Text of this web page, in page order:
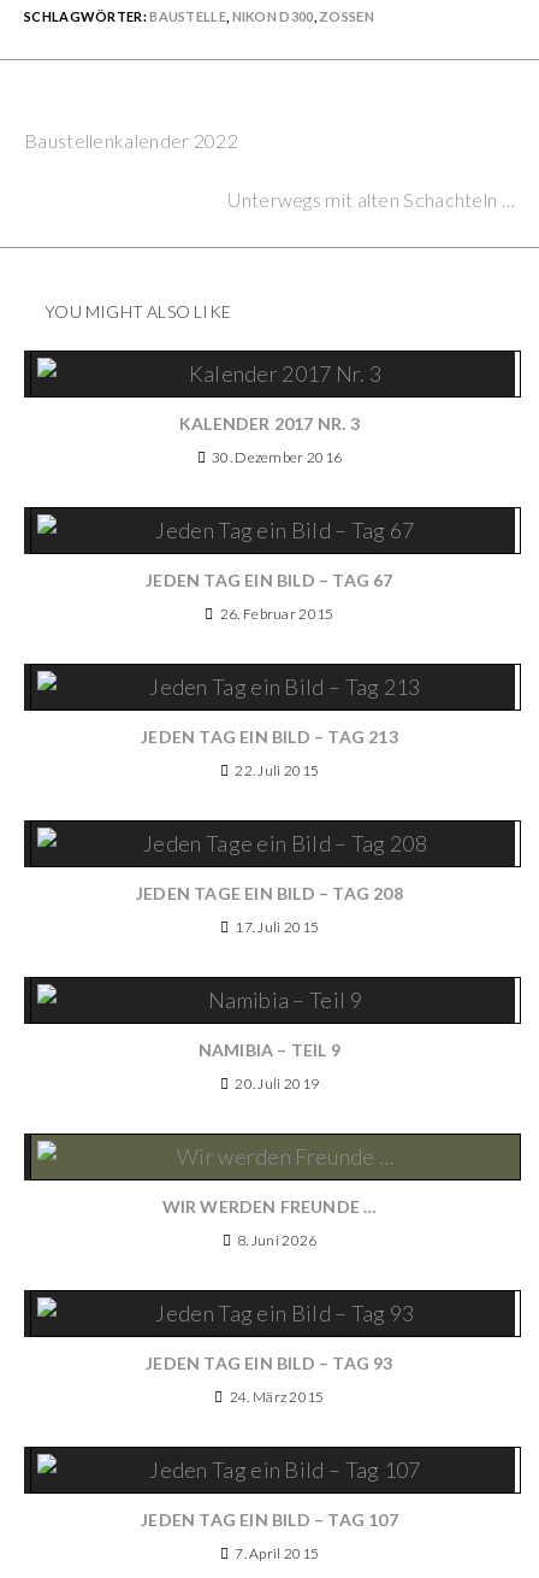
SCHLAGWÖRTER:BAUSTELLE, NIKON D300 ZOSSEN
Reading
Baustellenkalender 2022
Unterwegs mit alten Schachteln …
YOU MIGHT ALSO LIKE
KALENDER 2017 NR. 3
30. Dezember 2016
JEDEN TAG EIN BILD – TAG 67
26. Februar 2015
JEDEN TAG EIN BILD – TAG 213
22. Juli 2015
JEDEN TAGE EIN BILD – TAG 208
17. Juli 2015
NAMIBIA – TEIL 9
20. Juli 2019
WIR WERDEN FREUNDE …
8. Juni 2026
JEDEN TAG EIN BILD – TAG 93
24. März 2015
JEDEN TAG EIN BILD – TAG 107
7. April 2015